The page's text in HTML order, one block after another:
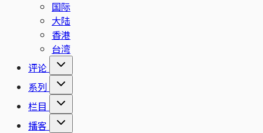
国际
大陆
香港
台湾
评论
系列
栏目
播客